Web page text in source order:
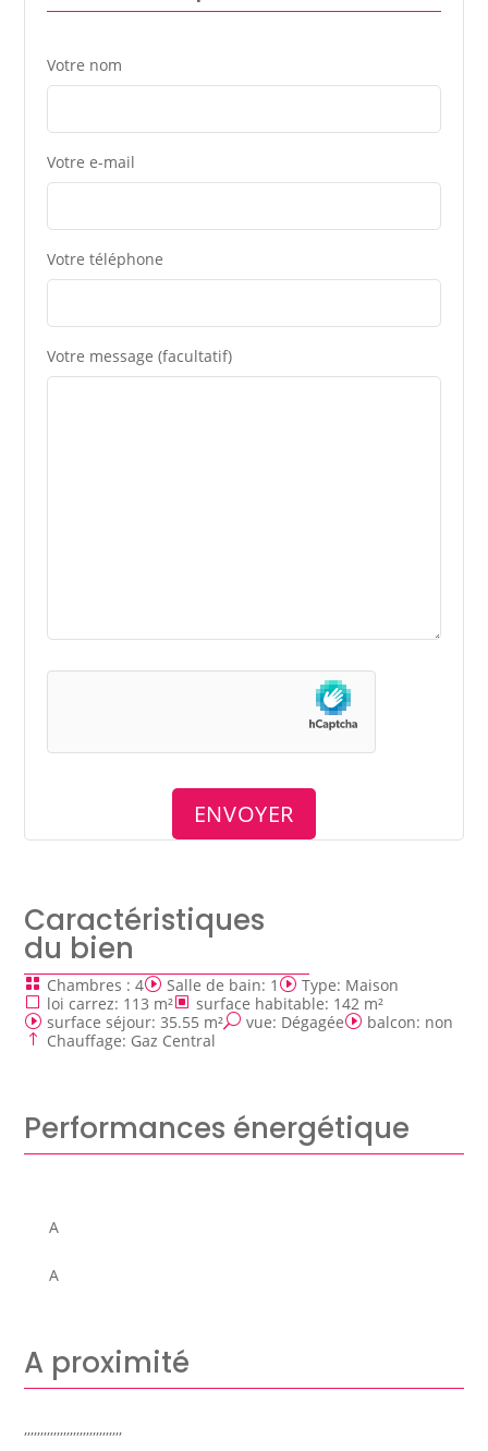
Votre nom
Votre e-mail
Votre téléphone
Votre message (facultatif)
Caractéristiques
du bien
Chambres :4 Salle de bain: 1 Type: Maison
loi carrez: 113 m² surface habitable: 142 m²
surface séjour:35.55 m² vue: Dégagée balcon: non
Chauffage: Gaz Central
Performances énergétique
A
A
A proximité
,,,,,,,,,,,,,,,,,,,,,,,,,,,,,,